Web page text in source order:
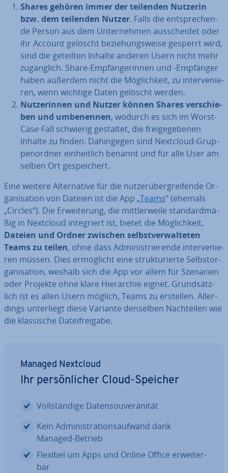
Shares gehören immer der teilenden Nutzerin
bzw. dem teilenden Nutzer. Falls die ent­spre­chen­
de Person aus dem Un­ter­neh­men aus­schei­det oder
ihr Account gelöscht be­zie­hungs­wei­se gesperrt wird,
sind die geteilten Inhalte anderen Usern nicht mehr
zu­gäng­lich. Share-Emp­fän­ge­rin­nen und -Empfänger
haben außerdem nicht die Mög­lich­keit, zu in­ter­ve­nie­
ren, wenn wichtige Daten gelöscht werden.
Nut­ze­rin­nen und Nutzer können Shares ver­schie­
ben und um­be­nen­nen, wodurch es sich im Worst-
Case-Fall schwierig gestaltet, die frei­ge­ge­be­nen
Inhalte zu finden. Da­hin­ge­gen sind Nextcloud-Grup­
pen­ord­ner ein­heit­lich benannt und für alle User am
selben Ort ge­spei­chert.
Eine weitere Al­ter­na­ti­ve für die nut­zer­über­grei­fen­de Or­
ga­ni­sa­ti­on von Dateien ist die App „Teams“ (ehemals
„Circles“). Die Er­wei­te­rung, die mitt­ler­wei­le stan­dard­mä­
ßig in Nextcloud in­te­griert ist, bietet die Mög­lich­keit,
Dateien und Ordner zwischen selbst­ver­wal­te­ten
Teams zu teilen, ohne dass Ad­mi­nis­trie­ren­de in­ter­ve­nie­
ren müssen. Dies er­mög­licht eine struk­tu­rier­te Selbst­or­
ga­ni­sa­ti­on, weshalb sich die App vor allem für Szenarien
oder Projekte ohne klare Hier­ar­chie eignet. Grund­sätz­
lich ist es allen Usern möglich, Teams zu erstellen. Al­ler­
dings un­ter­liegt diese Variante denselben Nach­tei­len wie
die klas­si­sche Da­tei­frei­ga­be.
Managed Nextcloud
Ihr per­sön­li­cher Cloud-Speicher
Voll­stän­di­ge Da­ten­sou­ve­rä­ni­tät
Kein Ad­mi­nis­tra­ti­ons­auf­wand dank
Managed-Betrieb
Flexibel um Apps und Online Office er­wei­ter­
bar